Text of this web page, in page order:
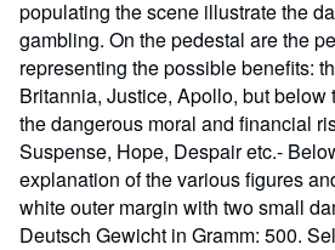
populating the scene illustrate the
gambling. On the pedestal are the
representing the possible benefits:
Britannia, Justice, Apollo, but below
the dangerous moral and financial
Suspense, Hope, Despair etc.-
explanation of the various figures
white outer margin with two small
Deutsch Gewicht in Gramm: 500.